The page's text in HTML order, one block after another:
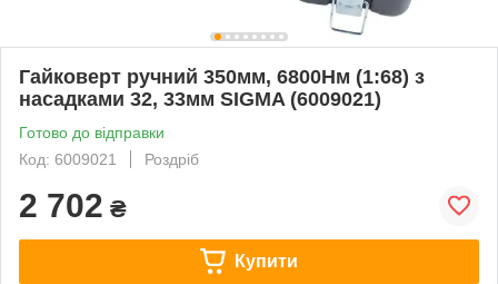
Гайковерт ручний 350мм, 6800Нм (1:68) з
насадками 32, 33мм SIGMA (6009021)
Готово до відправки
Код: 6009021
Роздріб
2 702 ₴
Купити